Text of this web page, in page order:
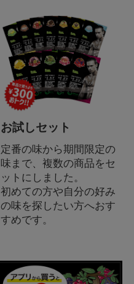
お試しセット
定番の味から期間限定の
味まで、複数の商品をセ
ットにしました。
初めての方や自分の好み
の味を探したい方へおす
すめです。